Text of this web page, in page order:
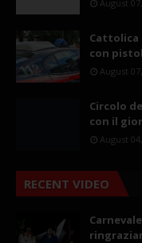
August
Cattolica
con
August
Circolo
con il
August
RECENT VIDEO